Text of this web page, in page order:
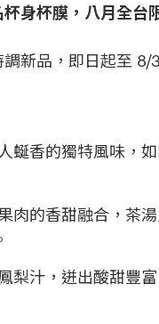
杯身杯膜，八月全台
新品，即日起至 8/
蜒香的獨特風味，
肉的香甜融合，茶
梨汁，迸出酸甜豐